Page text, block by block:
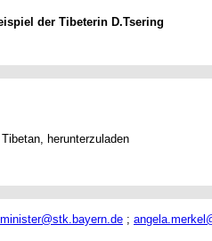
der Tibeterin D.Tsering
herunterzuladen
;